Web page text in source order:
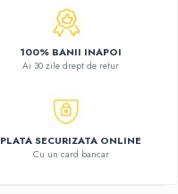
100% BANII INAPOI
Ai 30 zile drept de retur
PLATA SECURIZATA ONLINE
Cu un card bancar